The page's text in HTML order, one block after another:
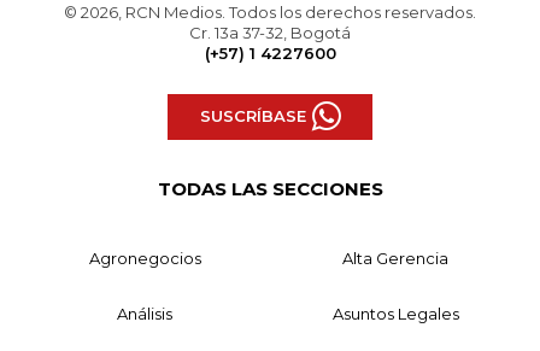
© 2026, RCN Medios. Todos los derechos reservados.
Cr. 13a 37-32, Bogotá
(+57) 1 4227600
SUSCRÍBASE
TODAS LAS SECCIONES
Agronegocios Alta Gerencia
Análisis Asuntos Legales